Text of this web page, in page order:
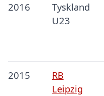
2016
Tyskland
U23
2015
RB
Leipzig